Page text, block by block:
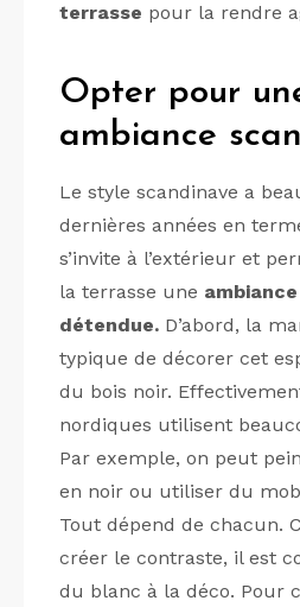
terrasse pour la rendre
Opter pour
ambiance
Le style scandinave a
dernières années en
s’invite à l’extérieur et
la terrasse une
détendue. D’abord, la
typique de décorer cet
du bois noir.
nordiques utilisent
Par exemple, on peut
en noir ou utiliser du
Tout dépend de chacun.
créer le contraste, il est
du blanc à la déco. Pour